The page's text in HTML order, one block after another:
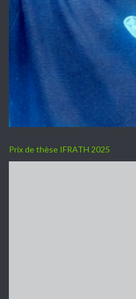
Prix de thèse IFRATH 2025